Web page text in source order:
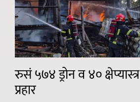
रुसं ५७४ ड्रोन व ४० क्षेप्यास्त्र
प्रहार